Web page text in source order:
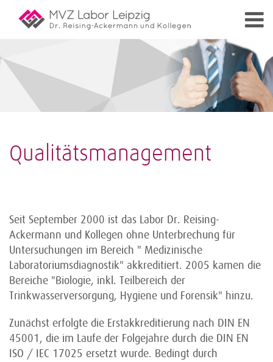
Qualitätsmanagement
Seit September 2000 ist das Labor Dr. Reising-
Ackermann und Kollegen ohne Unterbrechung für
Untersuchungen im Bereich " Medizinische
Laboratoriumsdiagnostik" akkreditiert. 2005 kamen die
Bereiche "Biologie, inkl. Teilbereich der
Trinkwasserversorgung, Hygiene und Forensik" hinzu.
Zunächst erfolgte die Erstakkreditierung nach DIN EN
45001, die im Laufe der Folgejahre durch die DIN EN
ISO / IEC 17025 ersetzt wurde. Bedingt durch